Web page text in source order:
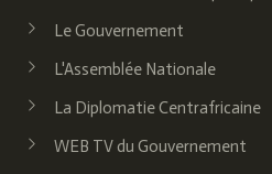
Le Gouvernement
L'Assemblée Nationale
La Diplomatie Centrafricaine
WEB TV du Gouvernement